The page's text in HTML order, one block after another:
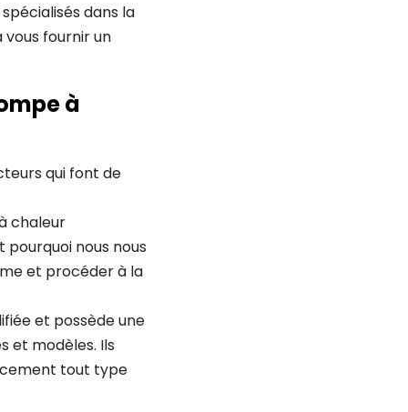
dans la
fournir un
à
qui font de
chaleur
nous nous
et procéder à la
et possède une
et modèles. Ils
tout type